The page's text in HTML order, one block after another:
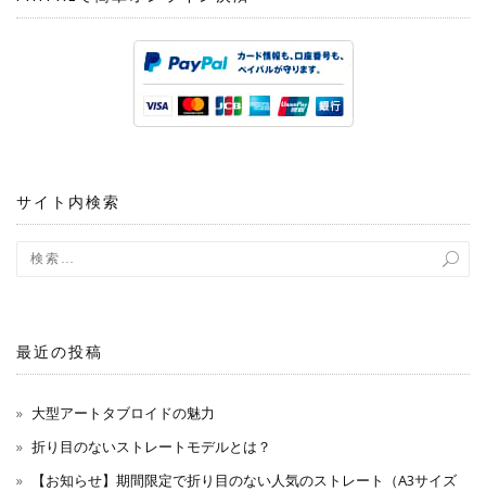
ビ
ョ
ン
サイト内検索
最近の投稿
大型アートタブロイドの魅力
折り目のないストレートモデルとは？
【お知らせ】期間限定で折り目のない人気のストレート（A3サイズ